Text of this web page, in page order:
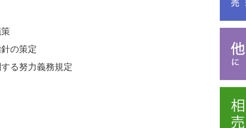
の策定
る努力義務規定